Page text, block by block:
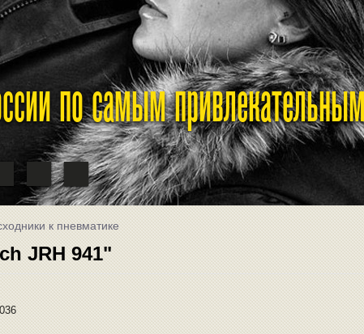
по самым
к пневматике
JRH 941"